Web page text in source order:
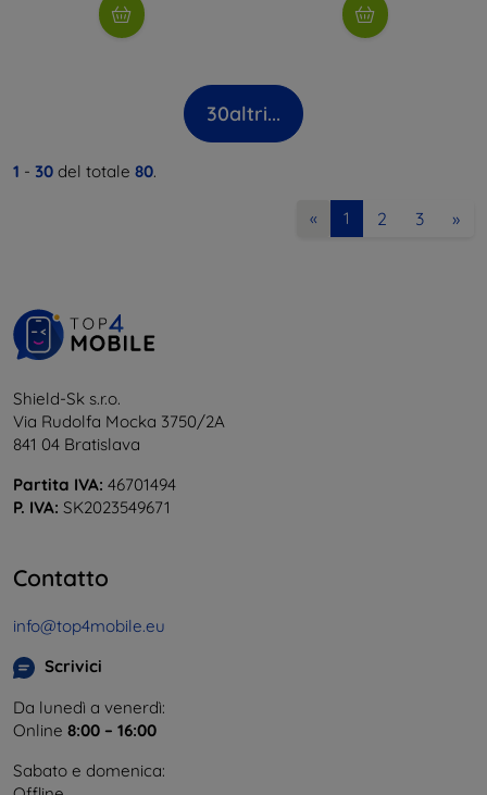
30altri...
1 - 30 del totale 80.
« 1 2 3 »
Shield-Sk s.r.o.
Via Rudolfa Mocka 3750/2A
841 04 Bratislava
Partita IVA: 46701494
P. IVA: SK2023549671
Contatto
info@top4mobile.eu
Scrivici
Da lunedì a venerdì:
Online 8:00 – 16:00
Sabato e domenica: